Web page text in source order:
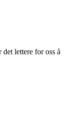
lettere for oss å